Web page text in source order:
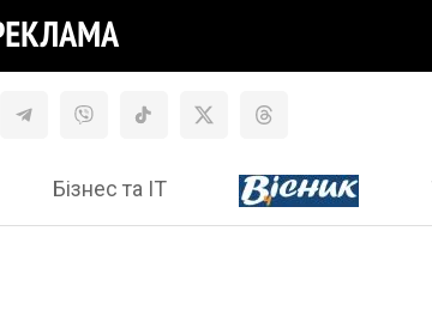
Бізнес та ІТ